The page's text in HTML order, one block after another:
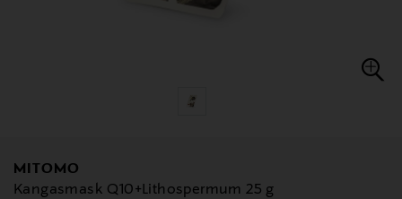
MITOMO
Kangasmask Q10+Lithospermum 25 g